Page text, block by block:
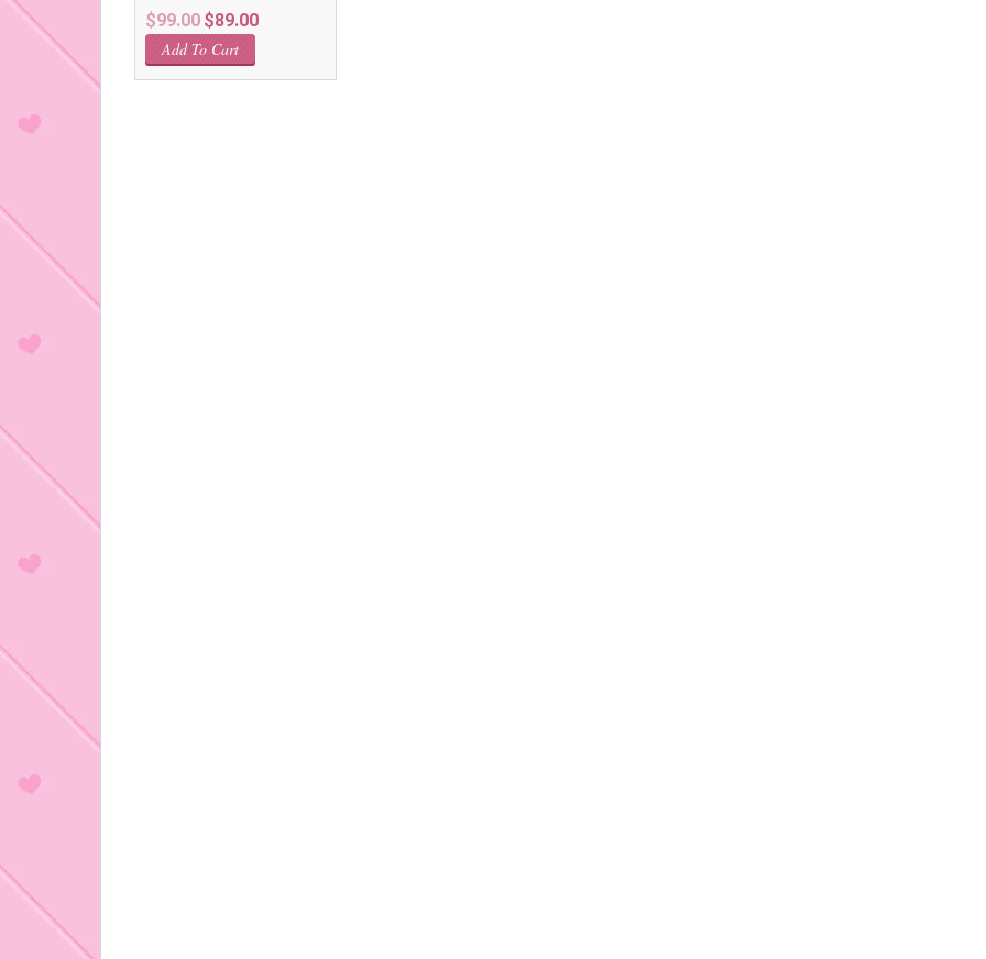
$99.00 Original
price
was:
$89.00Current
Add To Cart